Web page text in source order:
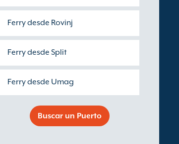
Ferry desde Rovinj
Ferry desde Split
Ferry desde Umag
Buscar un Puerto